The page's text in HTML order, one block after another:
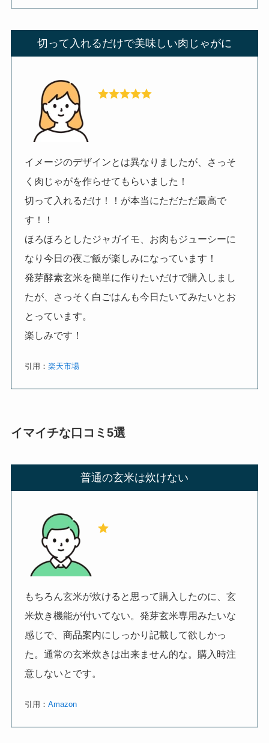
切って入れるだけで美味しい肉じゃがに
イメージのデザインとは異なりましたが、さっそ
く肉じゃがを作らせてもらいました！
切って入れるだけ！！が本当にただただ最高で
す！！
ほろほろとしたジャガイモ、お肉もジューシーに
なり今日の夜ご飯が楽しみになっています！
発芽酵素玄米を簡単に作りたいだけで購入しまし
たが、さっそく白ごはんも今日たいてみたいとお
とっています。
楽しみです！
引用：楽天市場
イマイチな口コミ5選
普通の玄米は炊けない
もちろん玄米が炊けると思って購入したのに、玄
米炊き機能が付いてない。発芽玄米専用みたいな
感じで、商品案内にしっかり記載して欲しかっ
た。通常の玄米炊きは出来ません的な。購入時注
意しないとです。
引用：Amazon